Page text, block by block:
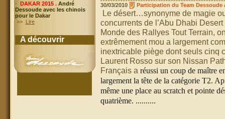
- DAKAR 2015 . André
Dessoude avec les chinois
pour le Dakar
>>
Lire
A découvrir
30/03/2010 Participation du Team
Le désert…synonyme de magie
concurrents de l’Abu Dhabi
Monde des Rallyes Tout Terrain,
extrêmement mou a largement
inextricable piège dont seuls cinq
Laurent Rosso sur son Nissan
Français a réussi un coup de maître
largement la tête de la catégorie T2.
même une place au scratch et pointe
quatrième. ..........